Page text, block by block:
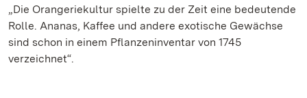
„Die Orangeriekultur spielte zu der Zeit eine bedeutende
Rolle. Ananas, Kaffee und andere exotische Gewächse
sind schon in einem Pflanzeninventar von 1745
verzeichnet“.